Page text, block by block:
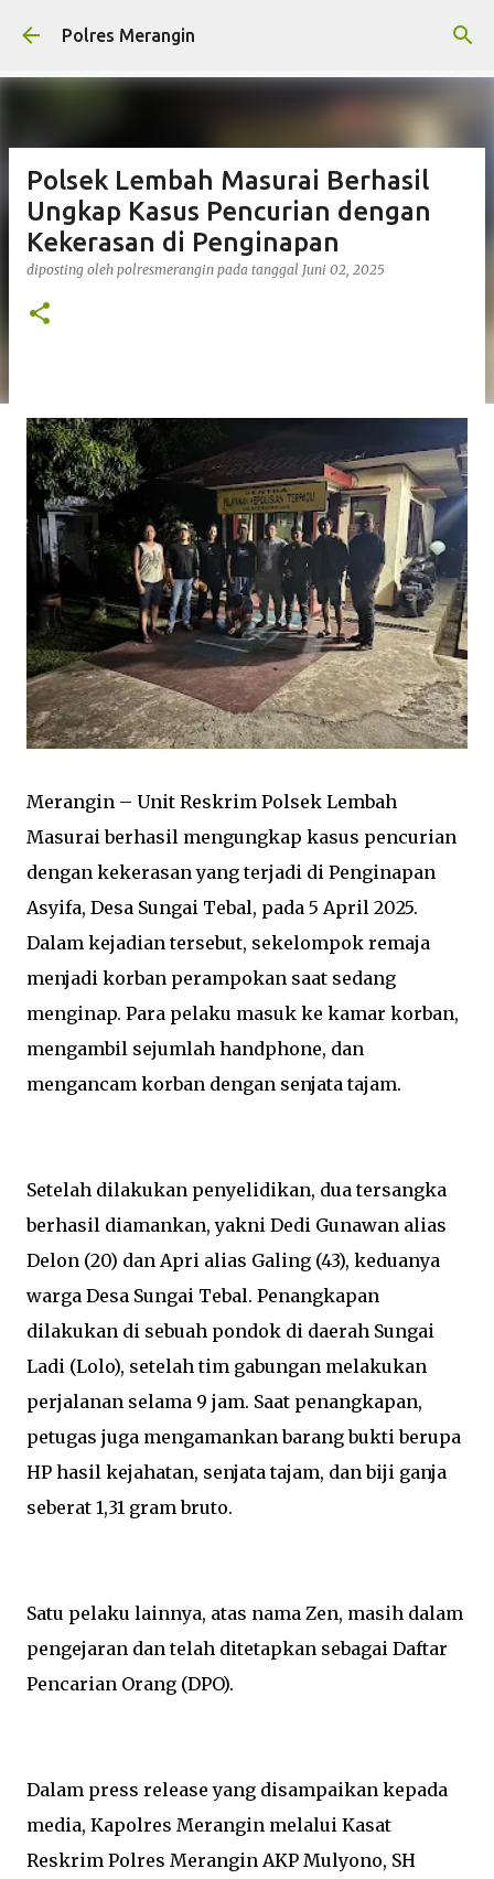
Langsung ke konten utama
Polres Merangin
Polsek Lembah Masurai Berhasil
Ungkap Kasus Pencurian dengan
Kekerasan di Penginapan
diposting oleh polresmerangin pada tanggal Juni 02, 2025
Merangin – Unit Reskrim Polsek Lembah
Masurai berhasil mengungkap kasus pencurian
dengan kekerasan yang terjadi di Penginapan
Asyifa, Desa Sungai Tebal, pada 5 April 2025.
Dalam kejadian tersebut, sekelompok remaja
menjadi korban perampokan saat sedang
menginap. Para pelaku masuk ke kamar korban,
mengambil sejumlah handphone, dan
mengancam korban dengan senjata tajam.
Setelah dilakukan penyelidikan, dua tersangka
berhasil diamankan, yakni Dedi Gunawan alias
Delon (20) dan Apri alias Galing (43), keduanya
warga Desa Sungai Tebal. Penangkapan
dilakukan di sebuah pondok di daerah Sungai
Ladi (Lolo), setelah tim gabungan melakukan
perjalanan selama 9 jam. Saat penangkapan,
petugas juga mengamankan barang bukti berupa
HP hasil kejahatan, senjata tajam, dan biji ganja
seberat 1,31 gram bruto.
Satu pelaku lainnya, atas nama Zen, masih dalam
pengejaran dan telah ditetapkan sebagai Daftar
Pencarian Orang (DPO).
Dalam press release yang disampaikan kepada
media, Kapolres Merangin melalui Kasat
Reskrim Polres Merangin AKP Mulyono, SH